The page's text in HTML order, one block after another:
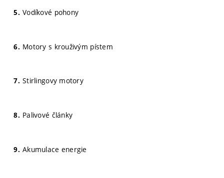
Vodíkové pohony
Motory s krouživým pístem
Stirlingovy motory
Palivové články
Akumulace energie